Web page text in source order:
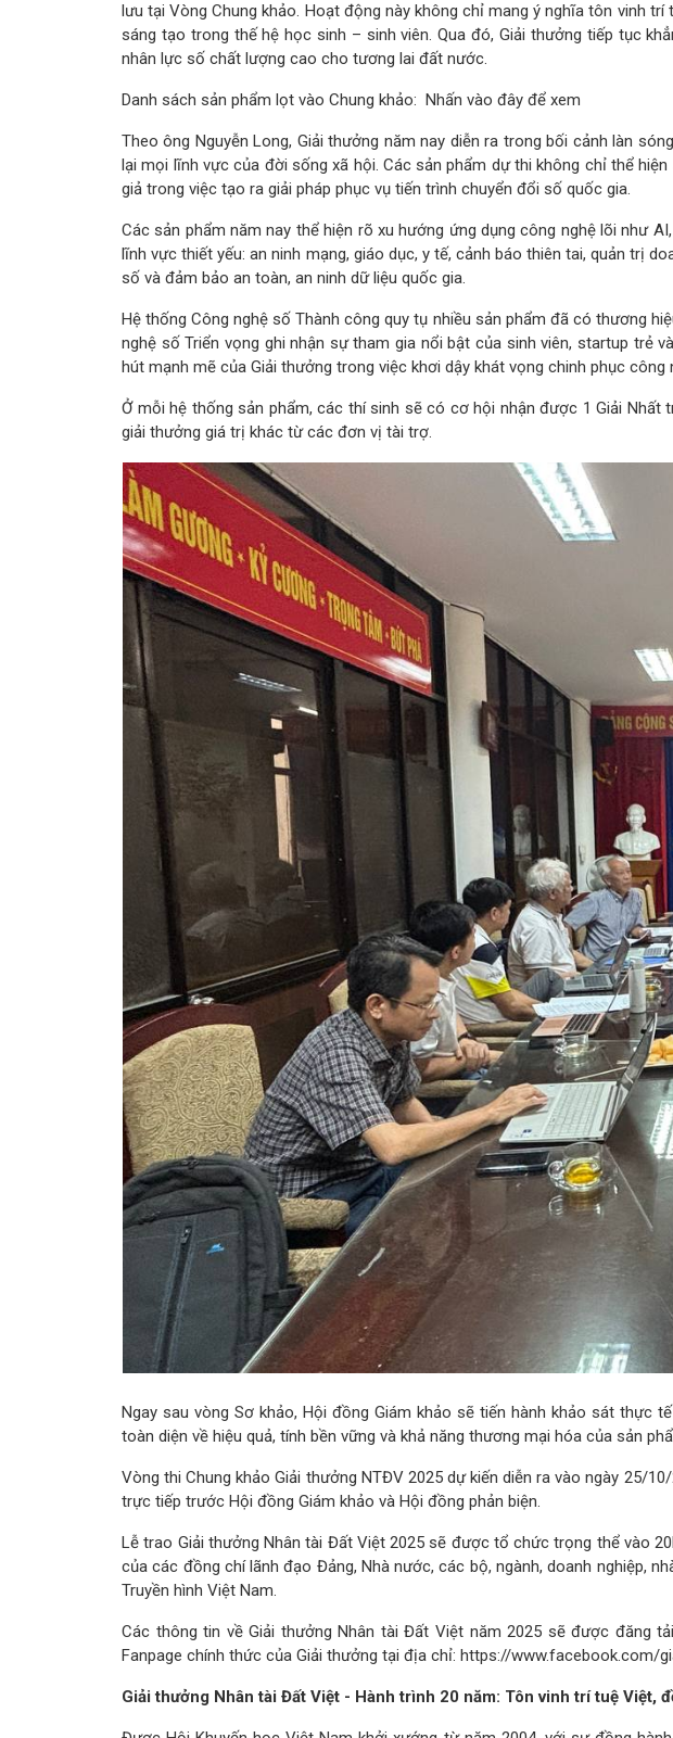
lưu tại Vòng Chung khảo. Hoạt động này không chỉ mang ý nghĩa tôn vinh
sáng tạo trong thế hệ học sinh – sinh viên. Qua đó, Giải thưởng tiếp tục
nhân lực số chất lượng cao cho tương lai đất nước.
Danh sách sản phẩm lọt vào Chung khảo: Nhấn vào đây để xem
Theo ông Nguyễn Long, Giải thưởng năm nay diễn ra trong bối cảnh làn
lại mọi lĩnh vực của đời sống xã hội. Các sản phẩm dự thi không chỉ thể
giả trong việc tạo ra giải pháp phục vụ tiến trình chuyển đổi số quốc gia.
Các sản phẩm năm nay thể hiện rõ xu hướng ứng dụng công nghệ lõi như
lĩnh vực thiết yếu: an ninh mạng, giáo dục, y tế, cảnh báo thiên tai, quản trị
số và đảm bảo an toàn, an ninh dữ liệu quốc gia.
Hệ thống Công nghệ số Thành công quy tụ nhiều sản phẩm đã có thương
nghệ số Triển vọng ghi nhận sự tham gia nổi bật của sinh viên, startup
hút mạnh mẽ của Giải thưởng trong việc khơi dậy khát vọng chinh phục công
Ở mỗi hệ thống sản phẩm, các thí sinh sẽ có cơ hội nhận được 1 Giải
giải thưởng giá trị khác từ các đơn vị tài trợ.
Ngay sau vòng Sơ khảo, Hội đồng Giám khảo sẽ tiến hành khảo sát thực
toàn diện về hiệu quả, tính bền vững và khả năng thương mại hóa của sản
Vòng thi Chung khảo Giải thưởng NTĐV 2025 dự kiến diễn ra vào ngày 25/
trực tiếp trước Hội đồng Giám khảo và Hội đồng phản biện.
Lễ trao Giải thưởng Nhân tài Đất Việt 2025 sẽ được tổ chức trọng thể vào
của các đồng chí lãnh đạo Đảng, Nhà nước, các bộ, ngành, doanh nghiệp,
Truyền hình Việt Nam.
Các thông tin về Giải thưởng Nhân tài Đất Việt năm 2025 sẽ được đăng
Fanpage chính thức của Giải thưởng tại địa chỉ: https://www.facebook.com/
Giải thưởng Nhân tài Đất Việt - Hành trình 20 năm: Tôn vinh trí tuệ Việt,